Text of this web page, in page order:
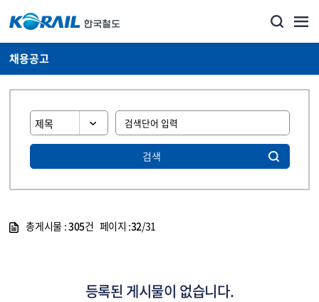
채용공고
검색
총게시물 :305건 페이지 :32/31
등록된 게시물이 없습니다.